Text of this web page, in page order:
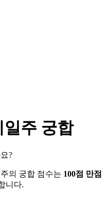
일주 궁합
?
의 궁합 점수는 100점 만점
니다.